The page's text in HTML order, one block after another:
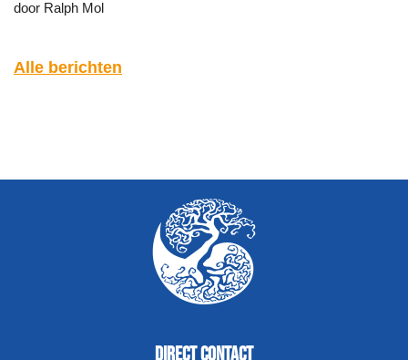
door Ralph Mol
Alle berichten
Direct contact